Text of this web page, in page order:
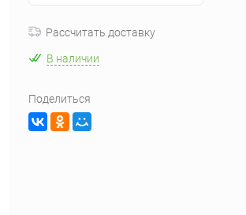
Рассчитать доставку
В наличии
Поделиться